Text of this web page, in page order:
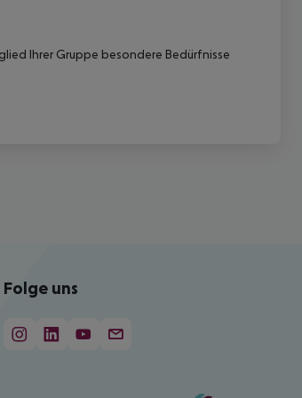
Ihrer Gruppe besondere Bedürfnisse
Folge uns